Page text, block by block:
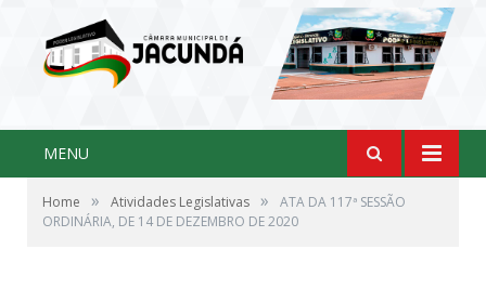
MENU
Home » Atividades Legislativas »
ATA DA 117ª SESSÃO
ORDINÁRIA, DE 14 DE DEZEMBRO DE 2020